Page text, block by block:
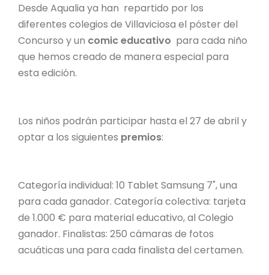
Desde Aqualia ya han repartido por los
diferentes colegios de Villaviciosa el póster del
Concurso y un comic educativo para cada niño
que hemos creado de manera especial para
esta edición.
Los niños podrán participar hasta el 27 de abril y
optar a los siguientes premios:
Categoría individual: 10 Tablet Samsung 7", una
para cada ganador. Categoría colectiva: tarjeta
de 1.000 € para material educativo, al Colegio
ganador. Finalistas: 250 cámaras de fotos
acuáticas una para cada finalista del certamen.